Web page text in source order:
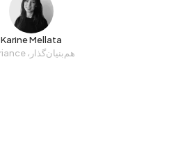
Karine Mellata
هم‌بنیان‌گذار، Variance